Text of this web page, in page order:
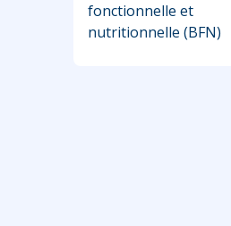
fonctionnelle et
nutritionnelle (BFN)